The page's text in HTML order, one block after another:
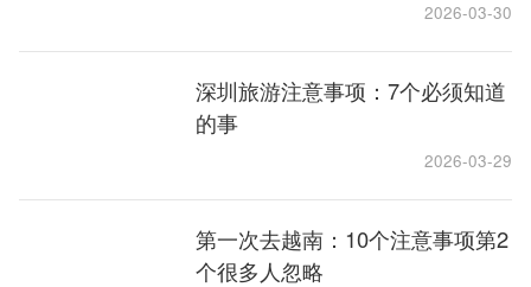
2026-03-30
深圳旅游注意事项：7个必须知道
的事
2026-03-29
第一次去越南：10个注意事项第2
个很多人忽略